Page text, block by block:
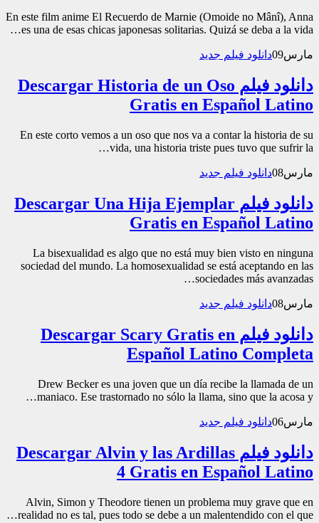
En este film anime El Recuerdo de Marnie (Omoide no Mânî), Anna
es una de esas chicas japonesas solitarias. Quizá se deba a la vida…
مارس09دانلود فیلم جدید
دانلود فیلم Descargar Historia de un Oso
Gratis en Español Latino
En este corto vemos a un oso que nos va a contar la historia de su
vida, una historia triste pues tuvo que sufrir la…
مارس08دانلود فیلم جدید
دانلود فیلم Descargar Una Hija Ejemplar
Gratis en Español Latino
La bisexualidad es algo que no está muy bien visto en ninguna
sociedad del mundo. La homosexualidad se está aceptando en las
sociedades más avanzadas…
مارس08دانلود فیلم جدید
دانلود فیلم Descargar Scary Gratis en
Español Latino Completa
Drew Becker es una joven que un día recibe la llamada de un
maniaco. Ese trastornado no sólo la llama, sino que la acosa y…
مارس06دانلود فیلم جدید
دانلود فیلم Descargar Alvin y las Ardillas
4 Gratis en Español Latino
Alvin, Simon y Theodore tienen un problema muy grave que en
realidad no es tal, pues todo se debe a un malentendido con el que…